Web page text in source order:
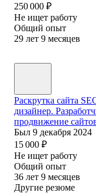
250 000 ₽
Не ищет работу
Общий опыт
29 лет 9 месяцев
Раскрутка сайта
дизайнер.
продвижение
Был 9 декабря 2024
15 000 ₽
Не ищет работу
Общий опыт
36 лет 9 месяцев
Другие резюме